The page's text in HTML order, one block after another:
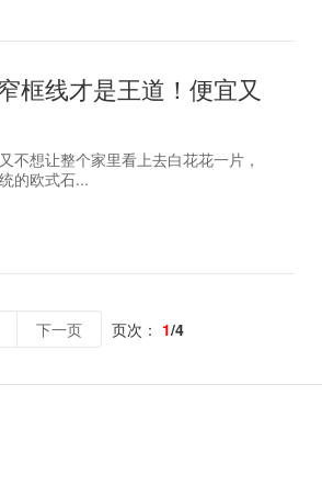
框线才是王道！便宜又
不想让整个家里看上去白花花一片，
的欧式石...
下一页 页次： 1/4